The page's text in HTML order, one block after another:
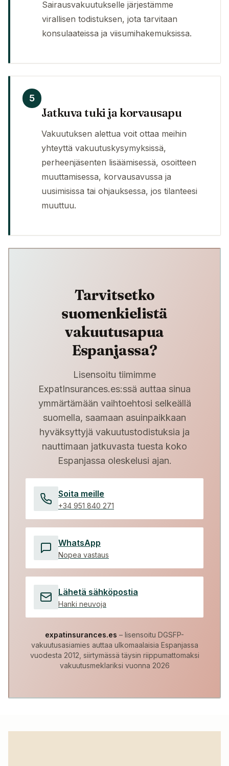
Sairausvakuutukselle järjestämme
virallisen todistuksen, jota tarvitaan
konsulaateissa ja viisumihakemuksissa.
5
Jatkuva tuki ja korvausapu
Vakuutuksen alettua voit ottaa meihin
yhteyttä vakuutuskysymyksissä,
perheenjäsenten lisäämisessä, osoitteen
muuttamisessa, korvausavussa ja
uusimisissa tai ohjauksessa, jos tilanteesi
muuttuu.
Tarvitsetko
suomenkielistä
vakuutusapua
Espanjassa?
Lisensoitu tiimimme
ExpatInsurances.es:ssä auttaa sinua
ymmärtämään vaihtoehtosi selkeällä
suomella, saamaan asuinpaikkaan
hyväksyttyjä vakuutustodistuksia ja
nauttimaan jatkuvasta tuesta koko
Espanjassa oleskelusi ajan.
Soita meille
+34 951 840 271
WhatsApp
Nopea vastaus
Lähetä sähköpostia
Hanki neuvoja
expatinsurances.es – lisensoitu DGSFP-
vakuutusasiamies auttaa ulkomaalaisia Espanjassa
vuodesta 2012, siirtymässä täysin riippumattomaksi
vakuutusmeklariksi vuonna 2026